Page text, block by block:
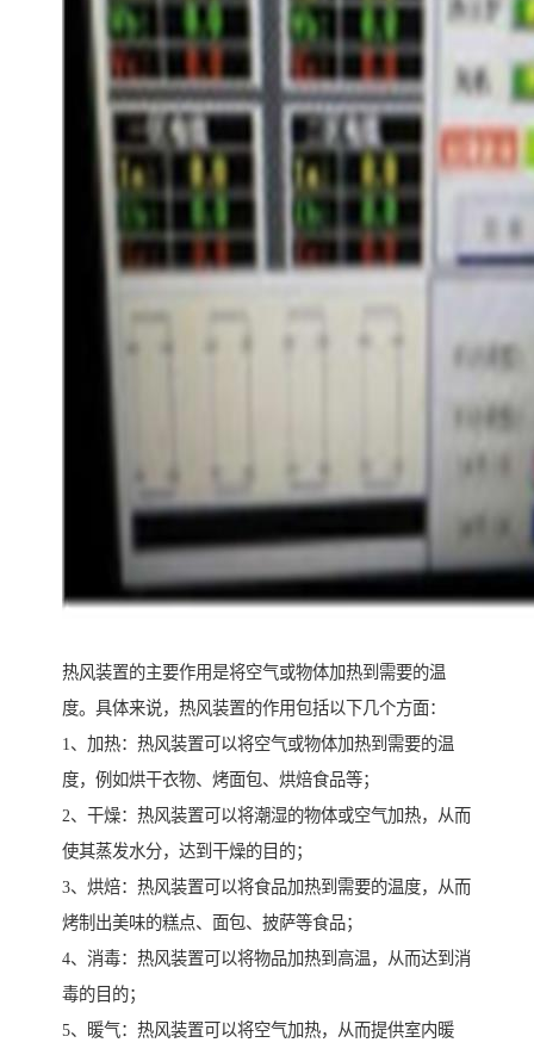
热风装置的主要作用是将空气或物体加热到需要的温
度。具体来说，热风装置的作用包括以下几个方面：
1、加热：热风装置可以将空气或物体加热到需要的温
度，例如烘干衣物、烤面包、烘焙食品等；
2、干燥：热风装置可以将潮湿的物体或空气加热，从而
使其蒸发水分，达到干燥的目的；
3、烘焙：热风装置可以将食品加热到需要的温度，从而
烤制出美味的糕点、面包、披萨等食品；
4、消毒：热风装置可以将物品加热到高温，从而达到消
毒的目的；
5、暖气：热风装置可以将空气加热，从而提供室内暖